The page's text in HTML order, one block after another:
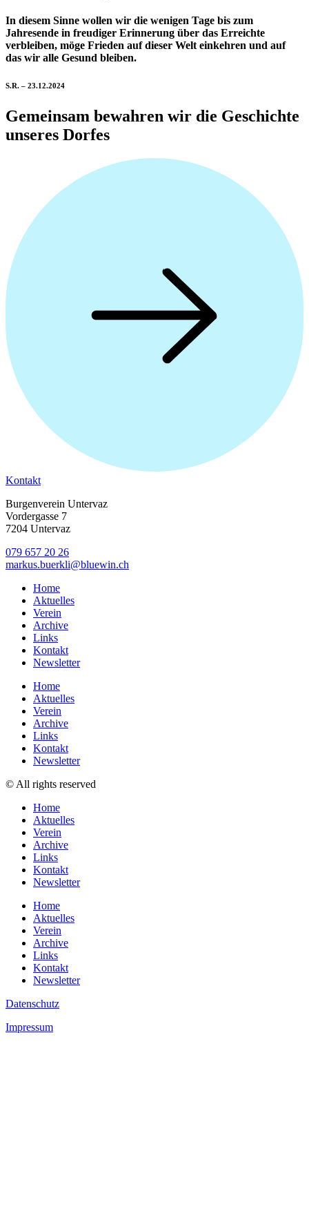
In diesem Sinne wollen wir die wenigen Tage bis zum
Jahresende in freudiger Erinnerung über das Erreichte
verbleiben, möge Frieden auf dieser Welt einkehren und auf
das wir alle Gesund bleiben.
S.R. – 23.12.2024
Gemeinsam bewahren wir die Geschichte
unseres Dorfes
Kontakt
Burgenverein Untervaz
Vordergasse 7
7204 Untervaz
079 657 20 26
markus.buerkli@bluewin.ch
Home
Aktuelles
Verein
Archive
Links
Kontakt
Newsletter
Home
Aktuelles
Verein
Archive
Links
Kontakt
Newsletter
© All rights reserved
Home
Aktuelles
Verein
Archive
Links
Kontakt
Newsletter
Home
Aktuelles
Verein
Archive
Links
Kontakt
Newsletter
Datenschutz
Impressum